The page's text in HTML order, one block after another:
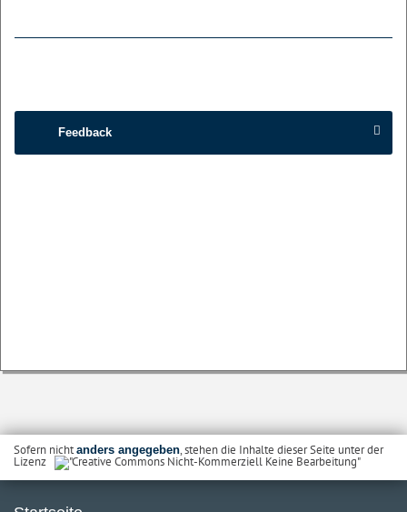
Feedback
Sofern nichtanders angegeben, stehen die Inhalte dieser Seite unter der
Lizenz